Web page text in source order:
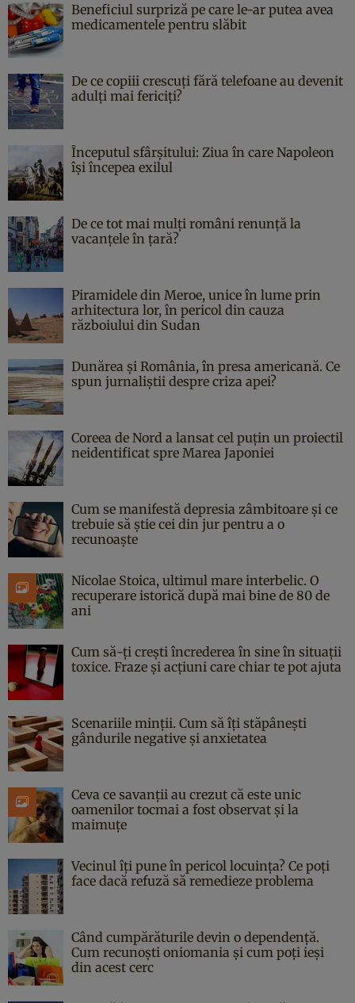
Beneficiul surpriză pe care le-ar putea avea
medicamentele pentru slăbit
De ce copiii crescuți fără telefoane au devenit
adulți mai fericiți?
Începutul sfârşitului: Ziua în care Napoleon
îşi începea exilul
De ce tot mai mulți români renunță la
vacanțele în țară?
Piramidele din Meroe, unice în lume prin
arhitectura lor, în pericol din cauza
războiului din Sudan
Dunărea și România, în presa americană. Ce
spun jurnaliștii despre criza apei?
Coreea de Nord a lansat cel puțin un proiectil
neidentificat spre Marea Japoniei
Cum se manifestă depresia zâmbitoare și ce
trebuie să știe cei din jur pentru a o
recunoaște
Nicolae Stoica, ultimul mare interbelic. O
recuperare istorică după mai bine de 80 de
ani
Cum să-ți crești încrederea în sine în situații
toxice. Fraze și acțiuni care chiar te pot ajuta
Scenariile minții. Cum să îți stăpânești
gândurile negative și anxietatea
Ceva ce savanții au crezut că este unic
oamenilor tocmai a fost observat și la
maimuțe
Vecinul îți pune în pericol locuința? Ce poți
face dacă refuză să remedieze problema
Când cumpărăturile devin o dependență.
Cum recunoști oniomania și cum poți ieși
din acest cerc